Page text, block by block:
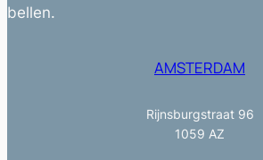
bellen.
AMSTERDAM
Rijnsburgstraat 96
1059 AZ